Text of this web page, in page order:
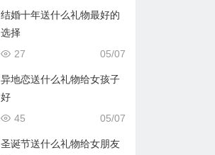
结婚十年送什么礼物最好的
选择
05/07
27
异地恋送什么礼物给女孩子
好
05/07
45
圣诞节送什么礼物给女朋友